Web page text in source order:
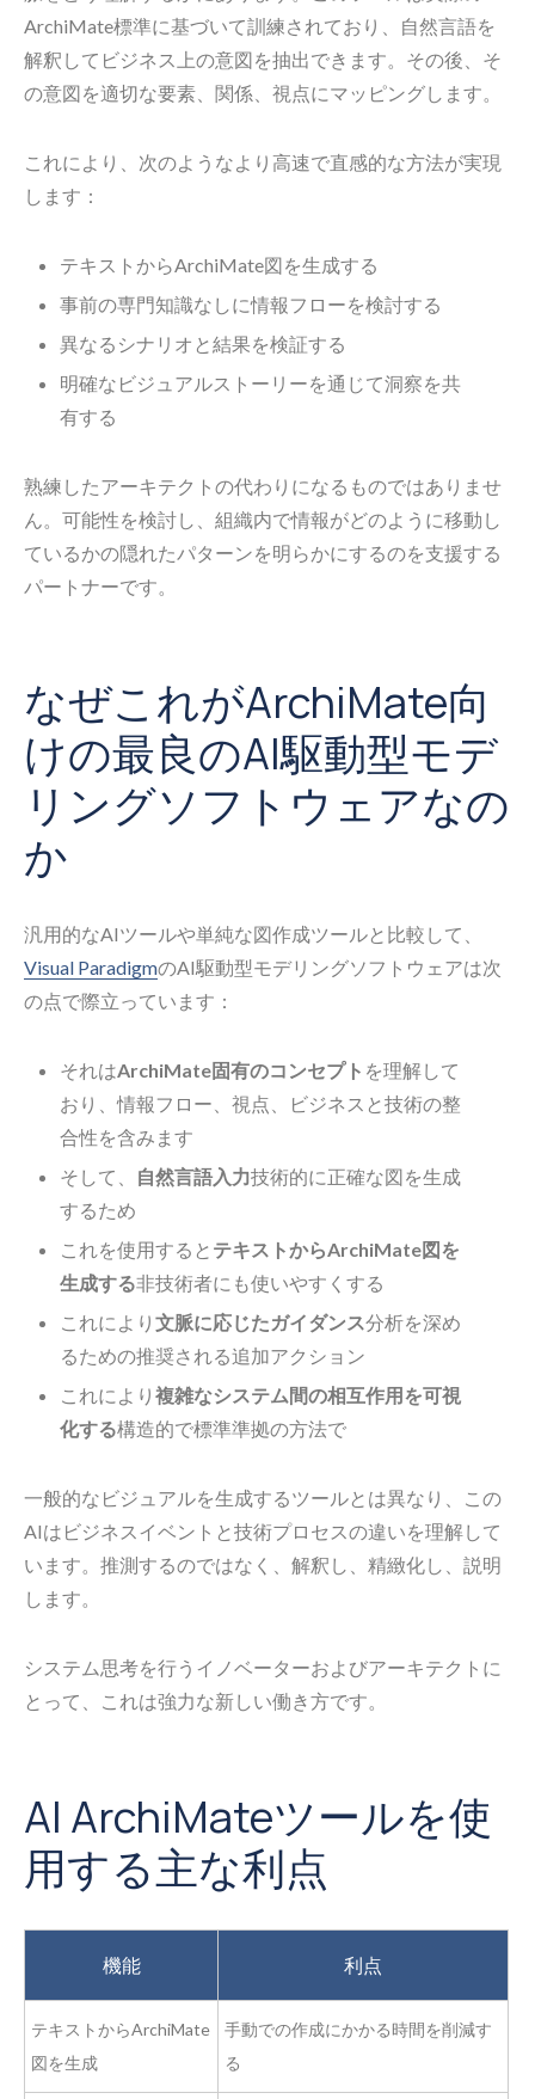
ArchiMate標準に基づいて訓練されており、自然言語を
解釈してビジネス上の意図を抽出できます。その後、そ
の意図を適切な要素、関係、視点にマッピングします。
これにより、次のようなより高速で直感的な方法が実現
します：
テキストからArchiMate図を生成する
事前の専門知識なしに情報フローを検討する
異なるシナリオと結果を検証する
明確なビジュアルストーリーを通じて洞察を共
有する
熟練したアーキテクトの代わりになるものではありませ
ん。可能性を検討し、組織内で情報がどのように移動し
ているかの隠れたパターンを明らかにするのを支援する
パートナーです。
なぜこれがArchiMate向
けの最良のAI駆動型モデ
リングソフトウェアなの
か
汎用的なAIツールや単純な図作成ツールと比較して、
Visual ParadigmのAI駆動型モデリングソフトウェアは次
の点で際立っています：
それはArchiMate固有のコンセプト を理解して
おり、情報フロー、視点、ビジネスと技術の整
合性を含みます
そして、
自然言語入力技術的に正確な図を生成
するため
これを使用すると テキストからArchiMate図を
生成する非技術者にも使いやすくする
これにより 文脈に応じたガイダンス分析を深め
るための推奨される追加アクション
これにより 複雑なシステム間の相互作用を可視
化する構造的で標準準拠の方法で
一般的なビジュアルを生成するツールとは異なり、この
AIはビジネスイベントと技術プロセスの違いを理解して
います。推測するのではなく、解釈し、精緻化し、説明
します。
システム思考を行うイノベーターおよびアーキテクトに
とって、これは強力な新しい働き方です。
AI ArchiMateツールを使
用する主な利点
機能 利点
テキストからArchiMate
図を生成
手動での作成にかかる時間を削減す
る